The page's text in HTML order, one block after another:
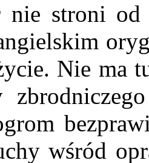
od
Nie ma
wśród